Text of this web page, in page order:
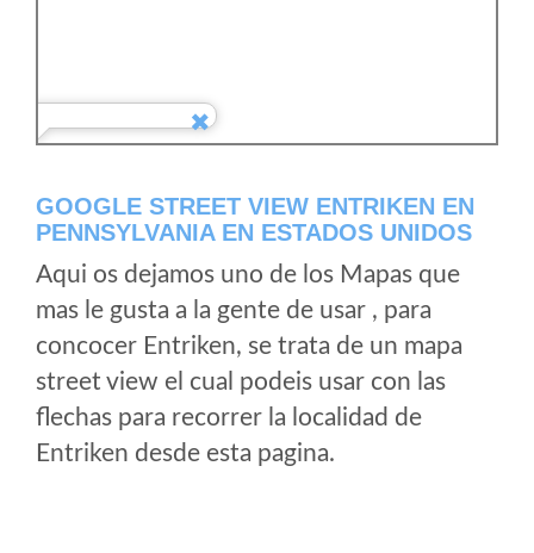
GOOGLE STREET VIEW ENTRIKEN EN
PENNSYLVANIA EN ESTADOS UNIDOS
Aqui os dejamos uno de los Mapas que
mas le gusta a la gente de usar , para
concocer Entriken, se trata de un mapa
street view el cual podeis usar con las
flechas para recorrer la localidad de
Entriken desde esta pagina.